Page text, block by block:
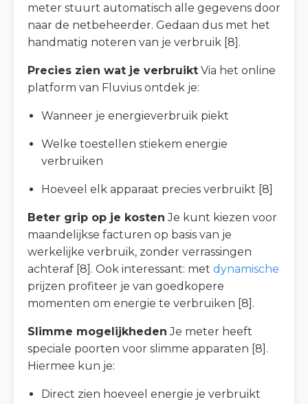
meter stuurt automatisch alle gegevens door
naar de netbeheerder. Gedaan dus met het
handmatig noteren van je verbruik [8].
Precies zien wat je verbruikt Via het online
platform van Fluvius ontdek je:
Wanneer je energieverbruik piekt
Welke toestellen stiekem energie
verbruiken
Hoeveel elk apparaat precies verbruikt [8]
Beter grip op je kosten Je kunt kiezen voor
maandelijkse facturen op basis van je
werkelijke verbruik, zonder verrassingen
achteraf [8]. Ook interessant: met dynamische
prijzen profiteer je van goedkopere
momenten om energie te verbruiken [8].
Slimme mogelijkheden Je meter heeft
speciale poorten voor slimme apparaten [8].
Hiermee kun je:
Direct zien hoeveel energie je verbruikt